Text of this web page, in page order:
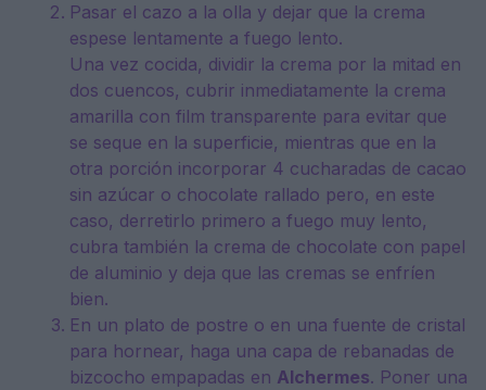
Pasar el cazo a la olla y dejar que la crema
espese lentamente a fuego lento.
Una vez cocida, dividir la crema por la mitad en
dos cuencos, cubrir inmediatamente la crema
amarilla con film transparente para evitar que
se seque en la superficie, mientras que en la
otra porción incorporar 4 cucharadas de cacao
sin azúcar o chocolate rallado pero, en este
caso, derretirlo primero a fuego muy lento,
cubra también la crema de chocolate con papel
de aluminio y deja que las cremas se enfríen
bien.
En un plato de postre o en una fuente de cristal
para hornear, haga una capa de rebanadas de
bizcocho empapadas en Alchermes. Poner una